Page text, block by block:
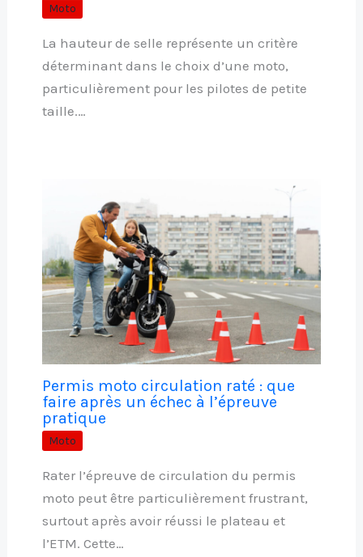
Moto
La hauteur de selle représente un critère
déterminant dans le choix d’une moto,
particulièrement pour les pilotes de petite
taille.…
Permis moto circulation raté : que
faire après un échec à l’épreuve
pratique
Moto
Rater l’épreuve de circulation du permis
moto peut être particulièrement frustrant,
surtout après avoir réussi le plateau et
l’ETM. Cette…